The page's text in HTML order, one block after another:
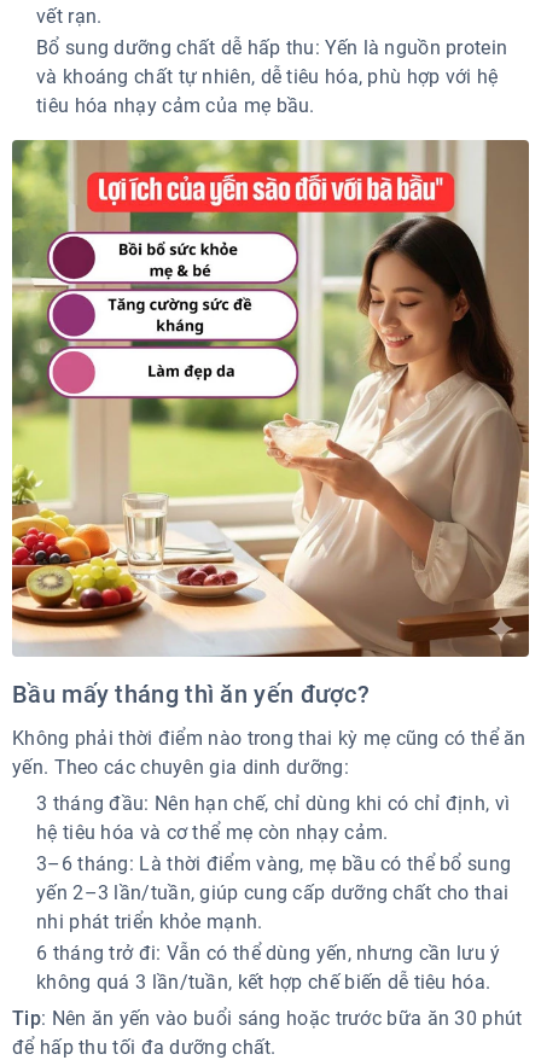
vết rạn.
Bổ sung dưỡng chất dễ hấp thu: Yến là nguồn protein
và khoáng chất tự nhiên, dễ tiêu hóa, phù hợp với hệ
tiêu hóa nhạy cảm của mẹ bầu.
Bầu mấy tháng thì ăn yến được?
Không phải thời điểm nào trong thai kỳ mẹ cũng có thể ăn
yến. Theo các chuyên gia dinh dưỡng:
3 tháng đầu: Nên hạn chế, chỉ dùng khi có chỉ định, vì
hệ tiêu hóa và cơ thể mẹ còn nhạy cảm.
3–6 tháng: Là thời điểm vàng, mẹ bầu có thể bổ sung
yến 2–3 lần/tuần, giúp cung cấp dưỡng chất cho thai
nhi phát triển khỏe mạnh.
6 tháng trở đi: Vẫn có thể dùng yến, nhưng cần lưu ý
không quá 3 lần/tuần, kết hợp chế biến dễ tiêu hóa.
Tip: Nên ăn yến vào buổi sáng hoặc trước bữa ăn 30 phút
để hấp thu tối đa dưỡng chất.